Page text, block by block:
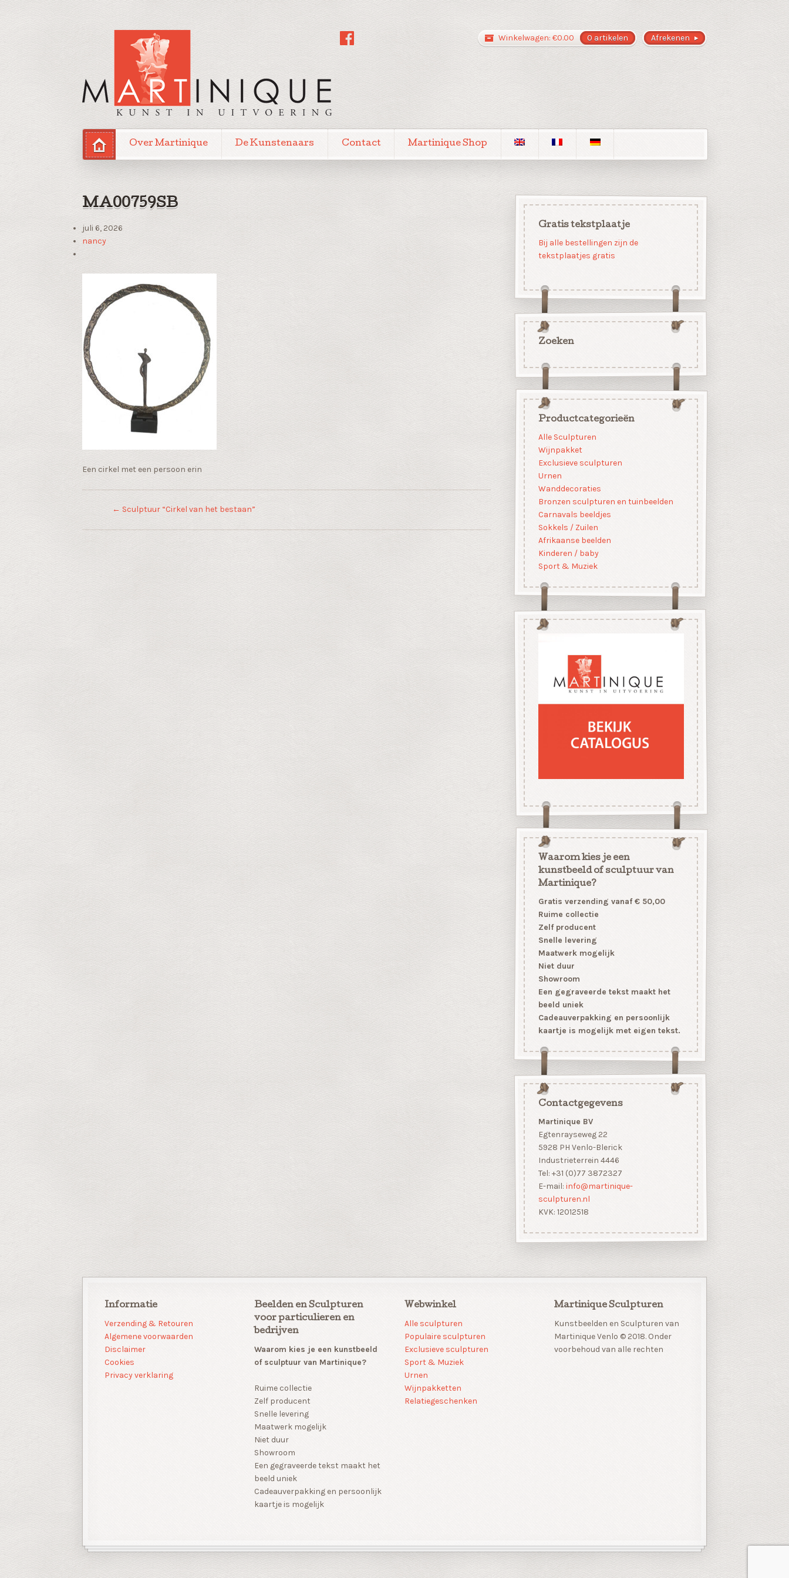
Afrekenen
Winkelwagen: €0.00 0 artikelen
Over Martinique De Kunstenaars Contact Martinique Shop
MA00759SB
juli 6, 2026
nancy
Een cirkel met een persoon erin
← Sculptuur “Cirkel van het bestaan”
Gratis tekstplaatje
Bij alle bestellingen zijn de
tekstplaatjes gratis
Zoeken
Productcategorieën
Alle Sculpturen
Wijnpakket
Exclusieve sculpturen
Urnen
Wanddecoraties
Bronzen sculpturen en tuinbeelden
Carnavals beeldjes
Sokkels / Zuilen
Afrikaanse beelden
Kinderen / baby
Sport & Muziek
Waarom kies je een
kunstbeeld of sculptuur van
Martinique?
Gratis verzending vanaf € 50,00
Ruime collectie
Zelf producent
Snelle levering
Maatwerk mogelijk
Niet duur
Showroom
Een gegraveerde tekst maakt het
beeld uniek
Cadeauverpakking en persoonlijk
kaartje is mogelijk met eigen tekst.
Contactgegevens
Martinique BV
Egtenrayseweg 22
5928 PH Venlo-Blerick
Industrieterrein 4446
Tel: +31 (0)77 3872327
E-mail: info@martinique-
sculpturen.nl
KVK: 12012518
Informatie
Verzending & Retouren
Algemene voorwaarden
Disclaimer
Cookies
Privacy verklaring
Beelden en Sculpturen
voor particulieren en
bedrijven
Waarom kies je een kunstbeeld
of sculptuur van Martinique?
Ruime collectie
Zelf producent
Snelle levering
Maatwerk mogelijk
Niet duur
Showroom
Een gegraveerde tekst maakt het
beeld uniek
Cadeauverpakking en persoonlijk
kaartje is mogelijk
Webwinkel
Alle sculpturen
Populaire sculpturen
Exclusieve sculpturen
Sport & Muziek
Urnen
Wijnpakketten
Relatiegeschenken
Martinique Sculpturen
Kunstbeelden en Sculpturen van
Martinique Venlo © 2018. Onder
voorbehoud van alle rechten